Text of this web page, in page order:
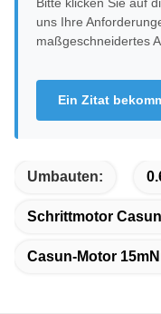
Bitte klicken Sie auf
uns Ihre
maßgeschneidertes
Ein Zitat
Umbauten:
Schrittmotor
Casun-Motor